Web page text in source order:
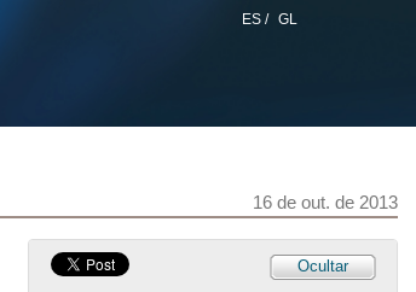
ES / GL
16 de out. de 2013
Ocultar